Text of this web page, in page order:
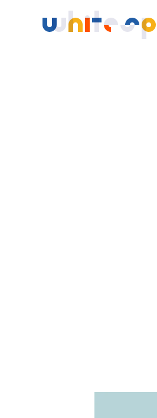
Whitespace -